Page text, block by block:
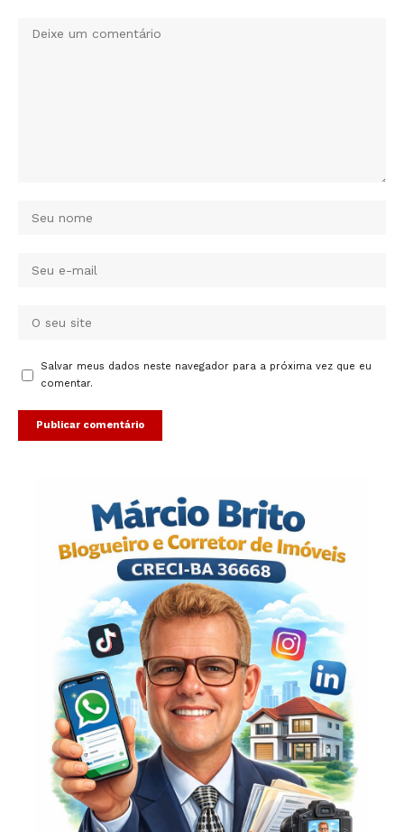
Salvar meus dados neste navegador para a próxima vez que eu
comentar.